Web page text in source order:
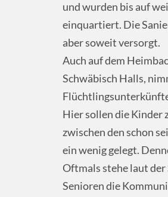
und wurden bis auf
einquartiert. Die
aber soweit versorgt.
Auch auf dem
Schwäbisch Halls,
Hier sollen die Kinder
zwischen den schon
ein wenig gelegt.
Oftmals stehe laut der
Senioren die